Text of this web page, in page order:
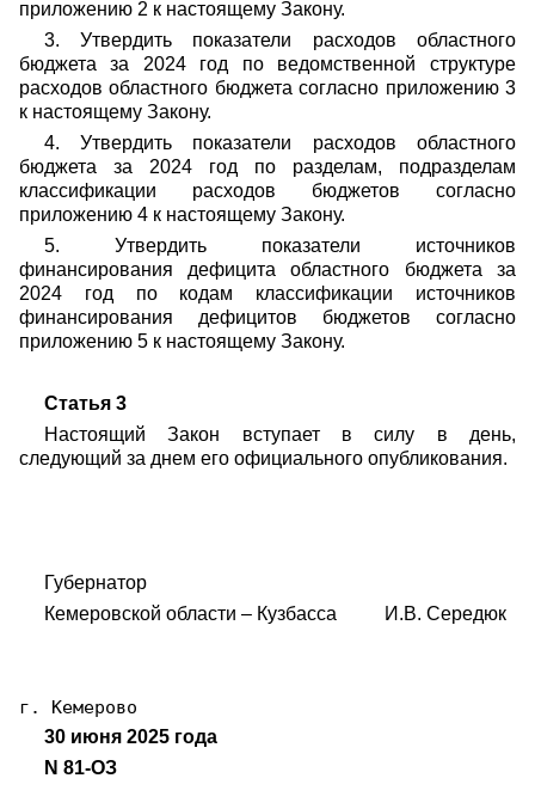
приложению 2 к настоящему Закону.
3. Утвердить показатели расходов областного
бюджета за 2024 год по ведомственной структуре
расходов областного бюджета согласно приложению 3
к настоящему Закону.
4. Утвердить показатели расходов областного
бюджета за 2024 год по разделам, подразделам
классификации расходов бюджетов согласно
приложению 4 к настоящему Закону.
5. Утвердить показатели источников
финансирования дефицита областного бюджета за
2024 год по кодам классификации источников
финансирования дефицитов бюджетов согласно
приложению 5 к настоящему Закону.
Статья 3
Настоящий Закон вступает в силу в день,
следующий за днем его официального опубликования.
Губернатор
Кемеровской области – Кузбасса И.В. Середюк
г. Кемерово
30 июня 2025 года
N 81-ОЗ